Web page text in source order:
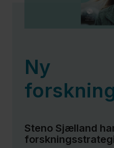
Ny
Steno Sjælland